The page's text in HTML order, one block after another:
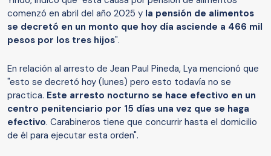
comenzó en abril del año 2025 y la pensión de alimentos
se decretó en un monto que hoy día asciende a 466 mil
pesos por los tres hijos".
En relación al arresto de Jean Paul Pineda, Lya mencionó que
"esto se decretó hoy (lunes) pero esto todavía no se
practica. Este arresto nocturno se hace efectivo en un
centro penitenciario por 15 días una vez que se haga
efectivo. Carabineros tiene que concurrir hasta el domicilio
de él para ejecutar esta orden".